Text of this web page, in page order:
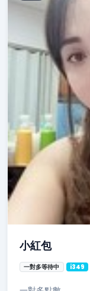
小紅包
一對多等待中 i349